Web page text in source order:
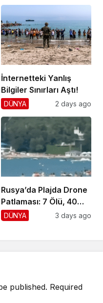
İnternetteki Yanlış
Bilgiler Sınırları Aştı!
DÜNYA 2 days ago
Rusya’da Plajda Drone
Patlaması: 7 Ölü, 40
Yaralı
DÜNYA 3 days ago
published. Required